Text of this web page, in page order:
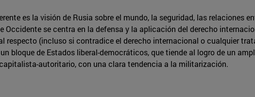
es la visión de Rusia sobre el mundo, la seguridad, las relaciones
se centra en la defensa y la aplicación del derecho
respecto (incluso si contradice el derecho internacional o cualquier
bloque de Estados liberal-democráticos, que tiende al logro de un
autoritario, con una clara tendencia a la militarización.